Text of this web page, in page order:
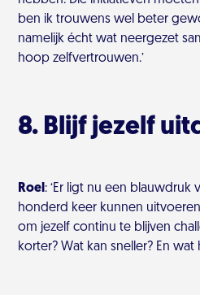
ben ik trouwens wel beter
namelijk écht wat neergezet
hoop zelfvertrouwen.’
8. Blijf jezelf
Roel : ‘Er ligt nu een
honderd keer kunnen
om jezelf continu te blijven
korter? Wat kan sneller? En